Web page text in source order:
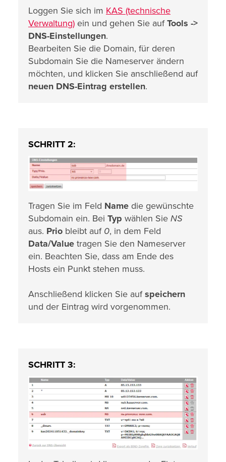
Loggen Sie sich im KAS (technische
Verwaltung) ein und gehen Sie aufTools ->
DNS-Einstellungen.
Bearbeiten Sie die Domain, für deren
Subdomain Sie die Nameserver ändern
möchten, und klicken Sie anschließend auf
neuen DNS-Eintrag erstellen.
SCHRITT 2:
Tragen Sie im Feld Name die gewünschte
Subdomain ein. Bei Typ wählen Sie NS
aus. Prio bleibt auf 0, in dem Feld
Data/Value tragen Sie den Nameserver
ein. Beachten Sie, dass am Ende des
Hosts ein Punkt stehen muss.
Anschließend klicken Sie aufspeichern
und der Eintrag wird vorgenommen.
SCHRITT 3: